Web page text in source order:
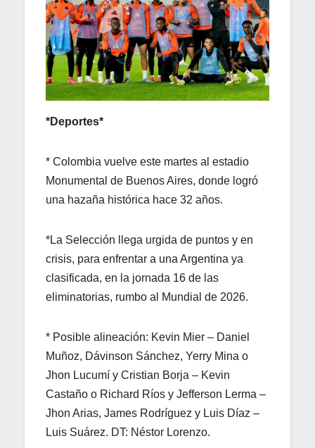
*Deportes*
* Colombia vuelve este martes al estadio
Monumental de Buenos Aires, donde logró
una hazaña histórica hace 32 años.
*La Selección llega urgida de puntos y en
crisis, para enfrentar a una Argentina ya
clasificada, en la jornada 16 de las
eliminatorias, rumbo al Mundial de 2026.
* Posible alineación: Kevin Mier – Daniel
Muñoz, Dávinson Sánchez, Yerry Mina o
Jhon Lucumí y Cristian Borja – Kevin
Castaño o Richard Ríos y Jefferson Lerma –
Jhon Arias, James Rodríguez y Luis Díaz –
Luis Suárez. DT: Néstor Lorenzo.